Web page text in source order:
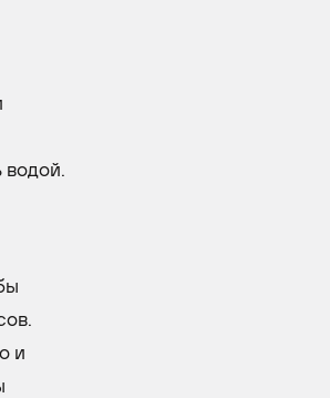
водой.
и